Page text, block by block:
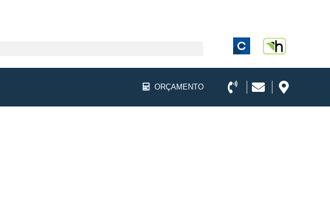
ORÇAMENTO